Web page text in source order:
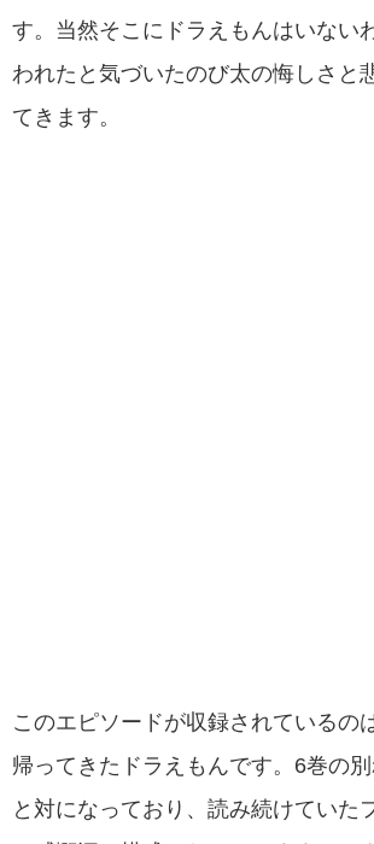
す。当然そこにドラえもんはいない
われたと気づいたのび太の悔しさと
てきます。
このエピソードが収録されているの
帰ってきたドラえもんです。6巻の
と対になっており、読み続けていた